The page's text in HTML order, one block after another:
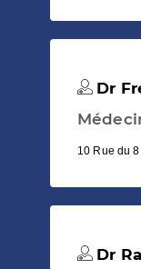
Dr
10 Rue du
Dr